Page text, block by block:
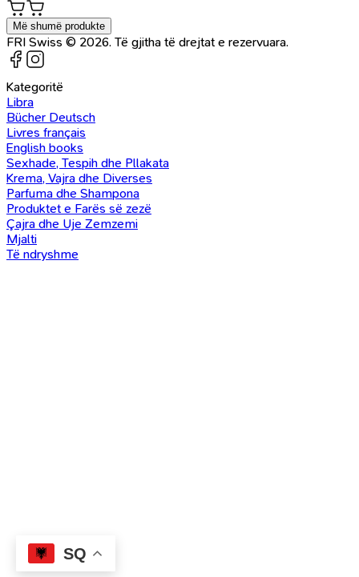
Më shumë produkte
FRI Swiss © 2026. Të gjitha të drejtat e rezervuara.
SQ
Kategoritë
Libra
Bücher Deutsch
Livres français
English books
Sexhade, Tespih dhe Pllakata
Krema, Vajra dhe Diverses
Parfuma dhe Shampona
Produktet e Farës së zezë
Çajra dhe Uje Zemzemi
Mjalti
Të ndryshme